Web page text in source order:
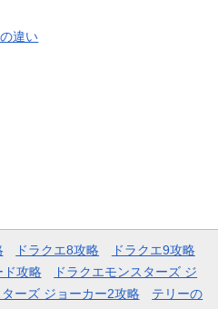
違い
ドラクエ8攻略
ドラクエ9攻略
ド攻略
ドラクエモンスターズ ジ
ターズ ジョーカー2攻略
テリーの